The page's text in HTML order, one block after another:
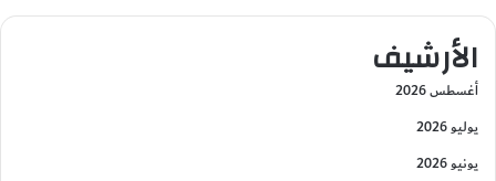
الأرشيف
أغسطس 2026
يوليو 2026
يونيو 2026